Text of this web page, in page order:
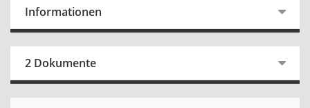
Informationen
2 Dokumente